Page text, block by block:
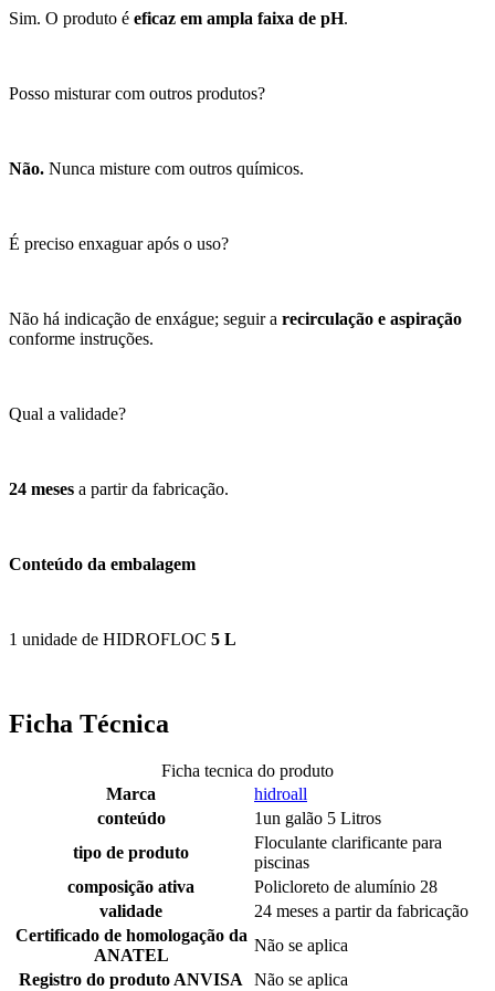
Sim. O produto é eficaz em ampla faixa de pH.
Posso misturar com outros produtos?
Não. Nunca misture com outros químicos.
É preciso enxaguar após o uso?
Não há indicação de enxágue; seguir a recirculação e aspiração
conforme instruções.
Qual a validade?
24 meses a partir da fabricação.
Conteúdo da embalagem
1 unidade de HIDROFLOC 5 L
Ficha Técnica
Ficha tecnica do produto
Marca
hidroall
conteúdo
1un galão 5 Litros
tipo de produto
Floculante clarificante para
piscinas
composição ativa
Policloreto de alumínio 28
validade
24 meses a partir da fabricação
Certificado de homologação da
ANATEL
Não se aplica
Registro do produto ANVISA
Não se aplica